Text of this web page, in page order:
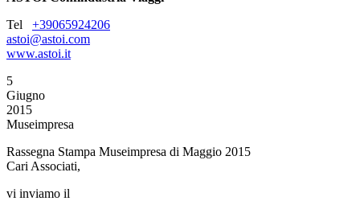
Tel +39065924206
astoi@astoi.com
www.astoi.it
5
Giugno
2015
Museimpresa
Rassegna Stampa Museimpresa di Maggio 2015
Cari Associati,
vi inviamo il